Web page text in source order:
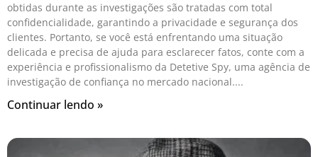
obtidas durante as investigações são tratadas com total
confidencialidade, garantindo a privacidade e segurança dos
clientes. Portanto, se você está enfrentando uma situação
delicada e precisa de ajuda para esclarecer fatos, conte com a
experiência e profissionalismo da Detetive Spy, uma agência de
investigação de confiança no mercado nacional.
Continuar lendo »